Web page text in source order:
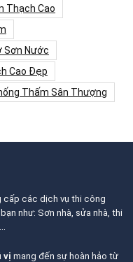
Thạch Cao
Sơn Nước
Cao Đẹp
Thấm Sân Thượng
cấp các dịch vụ thi công
như: Sơn nhà, sửa nhà, thi
vị mang đến sự hoàn hảo từ